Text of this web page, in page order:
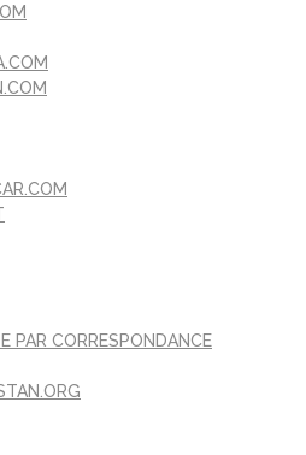
PAR CORRESPONDANCE